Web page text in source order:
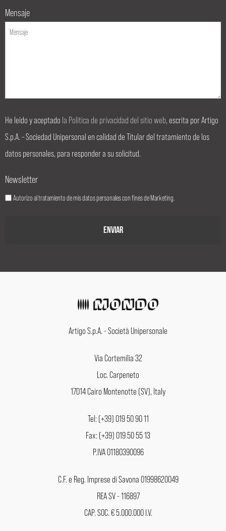
Mensaje
He leído y aceptado la Política de privacidad del sitio web, escrita por Artigo
S.p.A. – Sociedad Unipersonal en calidad de Titular del tratamiento de los
datos personales, para responder a su solicitud.
Newsletter
Autorizo al tratamiento de mis datos personales con fines de Marketing.
Artigo S.p.A. - Società Unipersonale
Via Cortemilia 32
Loc. Carpeneto
17014 Cairo Montenotte (SV), Italy
Tel: (+39) 019 50 90 11
Fax: (+39) 019 50 55 13
P.IVA 01180390096
C.F. e Reg. Imprese di Savona 01998620049
REA SV - 116897
CAP. SOC. € 5.000.000 I.V.